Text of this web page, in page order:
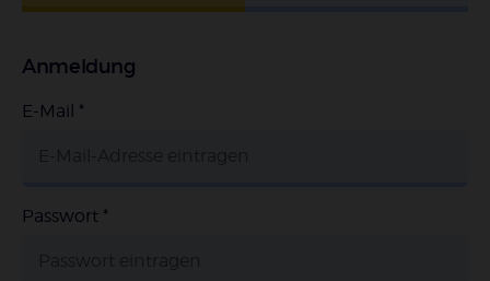
Anmeldung
E-Mail *
Passwort *